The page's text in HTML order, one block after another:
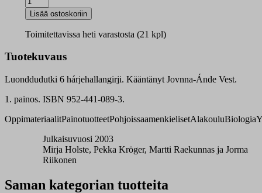
6
harjoituskirja
määrä
Lisää ostoskoriin
Toimitettavissa heti varastosta (21 kpl)
Tuotekuvaus
Luonddudutki 6 hárjehallangirji. Kääntänyt Jovnna-Ánde Vest.
1. painos. ISBN 952-441-089-3.
OppimateriaalitPainotuotteetPohjoissaamenkielisetAlakouluBiologia
Julkaisuvuosi 2003
Mirja Holste, Pekka Kröger, Martti Raekunnas ja Jorma
Riikonen
Saman kategorian tuotteita